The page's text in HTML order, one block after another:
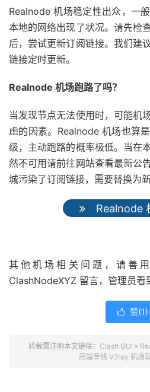
Realnode 机场稳定性出众，一
本地的网络出现了状况。请先检
后，尝试更新订阅链接。我们建
链接定时更新。
Realnode 机场跑路了吗？
当发现节点无法使用时，可能机
虑的因素。Realnode 机场也算
级，主动跑路的概率极低。当在
然不可用请前往网站查看最新公
城污染了订阅链接，需要替换为
Realnode
其他机场相关问题，请善
ClashNodeXYZ 留言，管理员看
 赞(1)
转载需注明本文链接： Clash GUI »
高端专线 V2ray 机场